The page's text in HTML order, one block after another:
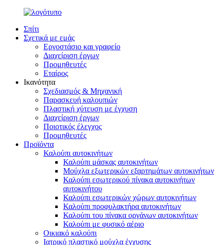
Σπίτι
Σχετικά με εμάς
Εργοστάσιο και γραφείο
Διαχείριση έργων
Προμηθευτές
Εταίρος
Ικανότητα
Σχεδιασμός & Μηχανική
Παρασκευή καλουπιών
Πλαστική χύτευση με έγχυση
Διαχείριση έργων
Ποιοτικός έλεγχος
Προμηθευτές
Προϊόντα
Καλούπι αυτοκινήτων
Καλούπι μάσκας αυτοκινήτων
Μούχλα εξωτερικών εξαρτημάτων αυτοκινήτων
Καλούπι εσωτερικού πίνακα αυτοκινήτων
αυτοκινήτου
Καλούπι εσωτερικών χώρων αυτοκινήτων
Καλούπι προφυλακτήρα αυτοκινήτων
Καλούπι του πίνακα οργάνων αυτοκινήτων
Καλούπι με φυσικό αέριο
Οικιακό καλούπι
Ιατρικό πλαστικό μούχλα έγχυσης